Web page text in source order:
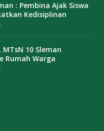
: Pembina Ajak Siswa
Kedisiplinan
10 Sleman
Rumah Warga